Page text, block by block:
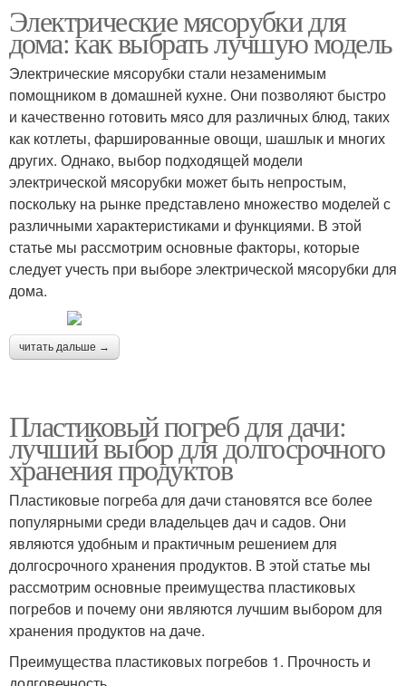
Электрические мясорубки для
дома: как выбрать лучшую модель
Электрические мясорубки стали незаменимым
помощником в домашней кухне. Они позволяют быстро
и качественно готовить мясо для различных блюд, таких
как котлеты, фаршированные овощи, шашлык и многих
других. Однако, выбор подходящей модели
электрической мясорубки может быть непростым,
поскольку на рынке представлено множество моделей с
различными характеристиками и функциями. В этой
статье мы рассмотрим основные факторы, которые
следует учесть при выборе электрической мясорубки для
дома.
читать дальше →
Пластиковый погреб для дачи:
лучший выбор для долгосрочного
хранения продуктов
Пластиковые погреба для дачи становятся все более
популярными среди владельцев дач и садов. Они
являются удобным и практичным решением для
долгосрочного хранения продуктов. В этой статье мы
рассмотрим основные преимущества пластиковых
погребов и почему они являются лучшим выбором для
хранения продуктов на даче.
Преимущества пластиковых погребов 1. Прочность и